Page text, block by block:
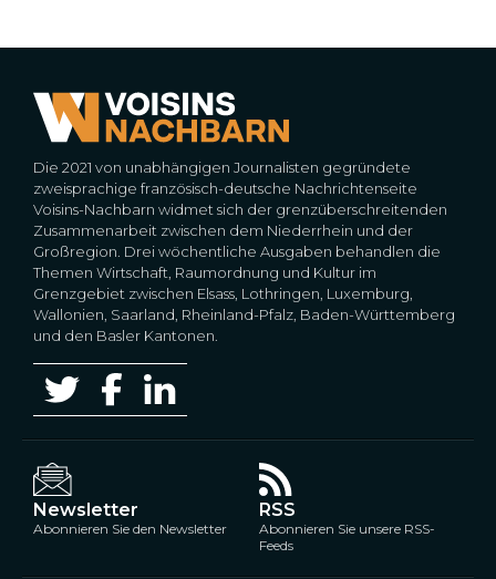
Die 2021 von unabhängigen Journalisten gegründete
zweisprachige französisch-deutsche Nachrichtenseite
Voisins-Nachbarn widmet sich der grenzüberschreitenden
Zusammenarbeit zwischen dem Niederrhein und der
Großregion. Drei wöchentliche Ausgaben behandlen die
Themen Wirtschaft, Raumordnung und Kultur im
Grenzgebiet zwischen Elsass, Lothringen, Luxemburg,
Wallonien, Saarland, Rheinland-Pfalz, Baden-Württemberg
und den Basler Kantonen.
Newsletter
Abonnieren Sie den Newsletter
RSS
Abonnieren Sie unsere RSS-
Feeds